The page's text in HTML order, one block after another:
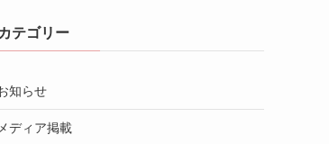
カテゴリー
知らせ
メディア掲載